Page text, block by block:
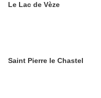
Le Lac de Vèze
Saint Pierre le Chastel